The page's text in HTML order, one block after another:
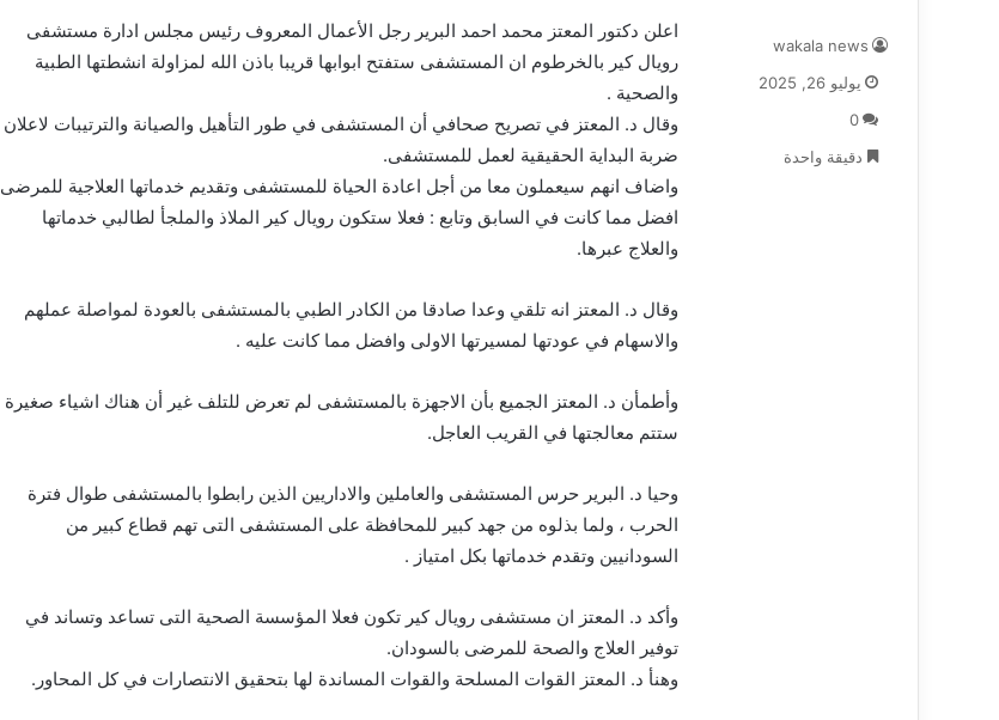
اعلن دكتور المعتز محمد احمد البرير رجل الأعمال المعروف رئيس مجلس ادارة مستشفى
رويال كير بالخرطوم ان المستشفى ستفتح ابوابها قريبا باذن الله لمزاولة انشطتها الطبية
والصحية .
وقال د. المعتز في تصريح صحافي أن المستشفى في طور التأهيل والصيانة والترتيبات لاعلان
ضربة البداية الحقيقية لعمل للمستشفى.
واضاف انهم سيعملون معا من أجل اعادة الحياة للمستشفى وتقديم خدماتها العلاجية للمرضى
افضل مما كانت في السابق وتابع : فعلا ستكون رويال كير الملاذ والملجأ لطالبي خدماتها
والعلاج عبرها.
وقال د. المعتز انه تلقي وعدا صادقا من الكادر الطبي بالمستشفى بالعودة لمواصلة عملهم
والاسهام في عودتها لمسيرتها الاولى وافضل مما كانت عليه .
وأطمأن د. المعتز الجميع بأن الاجهزة بالمستشفى لم تعرض للتلف غير أن هناك اشياء صغيرة
ستتم معالجتها في القريب العاجل.
وحيا د. البرير حرس المستشفى والعاملين والاداريين الذين رابطوا بالمستشفى طوال فترة
الحرب ، ولما بذلوه من جهد كبير للمحافظة على المستشفى التى تهم قطاع كبير من
السودانيين وتقدم خدماتها بكل امتياز .
وأكد د. المعتز ان مستشفى رويال كير تكون فعلا المؤسسة الصحية التى تساعد وتساند في
توفير العلاج والصحة للمرضى بالسودان.
وهنأ د. المعتز القوات المسلحة والقوات المساندة لها بتحقيق الانتصارات في كل المحاور.
wakala news
يوليو 26, 2025
0
دقيقة واحدة
وزارة الصحة الاتحادية تجيز استراتيجيتها
الوطنية لتعافي النظام الصحي للأعوام